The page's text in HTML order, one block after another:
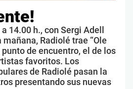
14.00 h., con Sergi Adell
Radiolé trae “Ole
de encuentro, el de los
favoritos. Los
de Radiolé pasan la
presentando sus nuevas